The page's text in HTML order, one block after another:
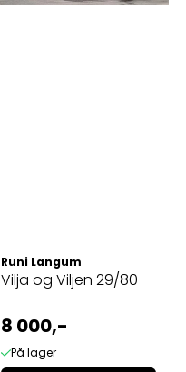
Runi Langum
Vilja og Viljen 29/80
8 000,-
På lager